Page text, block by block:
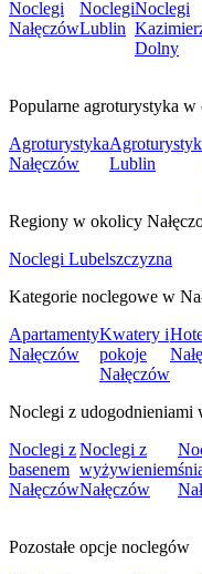
Noclegi
Nałęczów
Noclegi
Lublin
Noclegi
Dolny
Popularne agroturystyka
Agroturystyka
Nałęczów
Lublin
Regiony w okolicy
Noclegi Lubelszczyzna
Kategorie noclegowe w
Apartamenty
Nałęczów
Kwatery i
pokoje
Nałęczów
Noclegi z udogodnieniami
Noclegi z
basenem
Nałęczów
Noclegi z
wyżywieniem
Nałęczów
Pozostałe opcje noclegów